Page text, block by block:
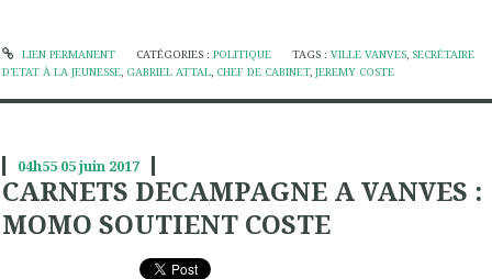
LIEN PERMANENT CATÉGORIES : POLITIQUE TAGS :VILLE VANVES, SECRÉTAIRE
D’ETAT À LA JEUNESSE, GABRIEL ATTAL, CHEF DE CABINET, JEREMY COSTE
04h55 05juin 2017
CARNETS DECAMPAGNE A VANVES :
MOMO SOUTIENT COSTE